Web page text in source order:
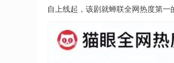
自上线起，该剧就蝉联全网热度第一